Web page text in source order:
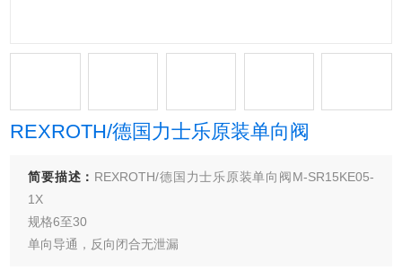
REXROTH/德国力士乐原装单向阀
简要描述： REXROTH/德国力士乐原装单向阀M-SR15KE05-
1X
规格6至30
单向导通，反向闭合无泄漏